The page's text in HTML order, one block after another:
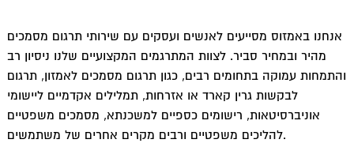
אנחנו באמזוס מסייעים לאנשים ועסקים עם שירותי תרגום מסמכים
מהיר ובמחיר סביר. לצוות המתרגמים המקצועיים שלנו ניסיון רב
והתמחות עמוקה בתחומים רבים, כגון תרגום מסמכים לאמזון, תרגום
לבקשות גרין קארד או אזרחות, תמלילים אקדמיים ליישומי
אוניברסיטאות, רישומים כספיים למשכנתא, מסמכים משפטיים
להליכים משפטיים ורבים מקרים אחרים של משתמשים.